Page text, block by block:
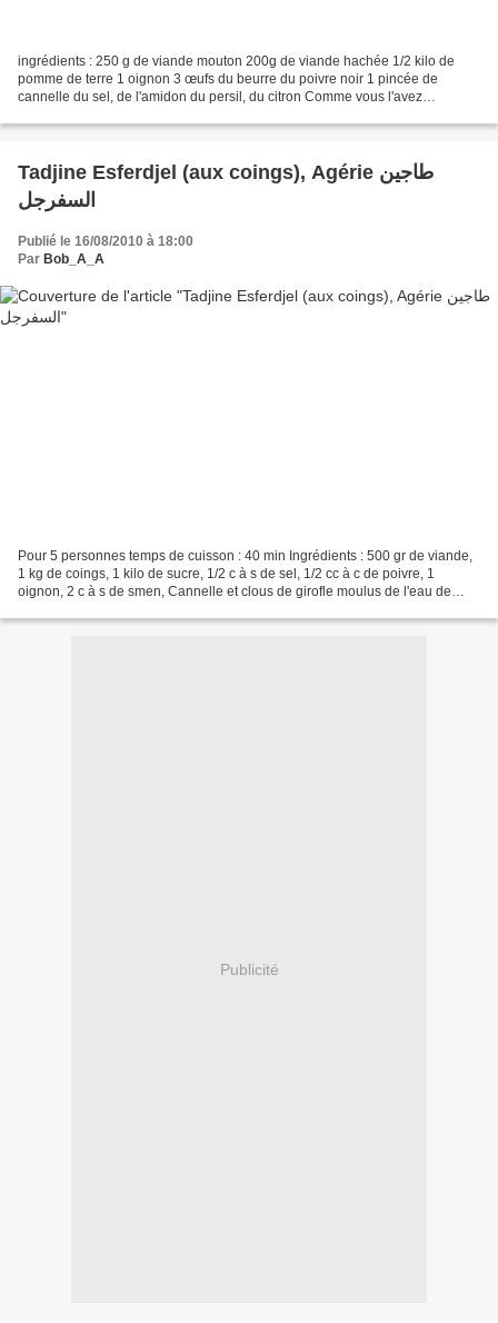
ingrédients : 250 g de viande mouton 200g de viande hachée 1/2 kilo de
pomme de terre 1 oignon 3 œufs du beurre du poivre noir 1 pincée de
cannelle du sel, de l'amidon du persil, du citron Comme vous l'avez
Tadjine Esferdjel (aux coings), Agérie طاجين
السفرجل
Publié le 16/08/2010 à 18:00
Par Bob_A_A
Pour 5 personnes temps de cuisson : 40 min Ingrédients : 500 gr de viande,
1 kg de coings, 1 kilo de sucre, 1/2 c à s de sel, 1/2 cc à c de poivre, 1
oignon, 2 c à s de smen, Cannelle et clous de girofle moulus de l'eau de
Publicité